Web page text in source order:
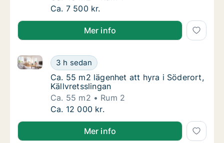
Ca. 45 m2 lägenhet att hyra i Söderort,
Ca. 7 500 kr.
Mer info
Ca. 55 m2 lägenhet att hyra i Söderort,
3 h sedan
Ca. 55 m2 lägenhet att hyra i Söderort,
Ca. 55 m2 lägenhet att hyra i Söderort,
Ca. 55 m2 lägenhet att hyra i Söderort,
Källvretsslingan
Ca. 55 m2
Rum 2
Ca. 55 m2 lägenhet att hyra i Söderort,
Ca. 12 000 kr.
Mer info